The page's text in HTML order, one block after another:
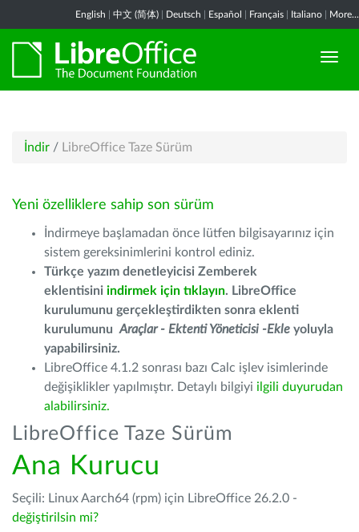
English 中文 (简体) Deutsch Español Français Italiano More...
İndir / LibreOffice Taze Sürüm
Yeni özelliklere sahip son sürüm
İndirmeye başlamadan önce lütfen bilgisayarınız için
sistem gereksinimlerini kontrol ediniz.
Türkçe yazım denetleyicisi Zemberek
eklentisini indirmek için tıklayın. LibreOffice
kurulumunu gerçekleştirdikten sonra eklenti
kurulumunu Araçlar - Ektenti Yöneticisi -Ekle yoluyla
yapabilirsiniz.
LibreOffice 4.1.2 sonrası bazı Calc işlev isimlerinde
değişiklikler yapılmıştır. Detaylı bilgiyi ilgili duyurudan
alabilirsiniz.
LibreOffice Taze Sürüm
Ana Kurucu
Seçili: Linux Aarch64 (rpm) için LibreOffice 26.2.0 -
değiştirilsin mi?